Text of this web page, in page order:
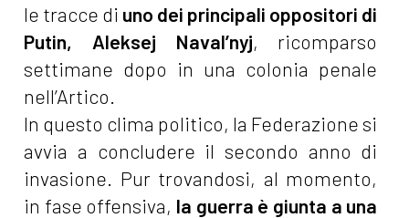
le tracce di uno dei principali oppositori di
Putin, Aleksej Naval’nyj, ricomparso
settimane dopo in una colonia penale
nell’Artico.
In questo clima politico, la Federazione si
avvia a concludere il secondo anno di
invasione. Pur trovandosi, al momento,
in fase offensiva, la guerra è giunta a una